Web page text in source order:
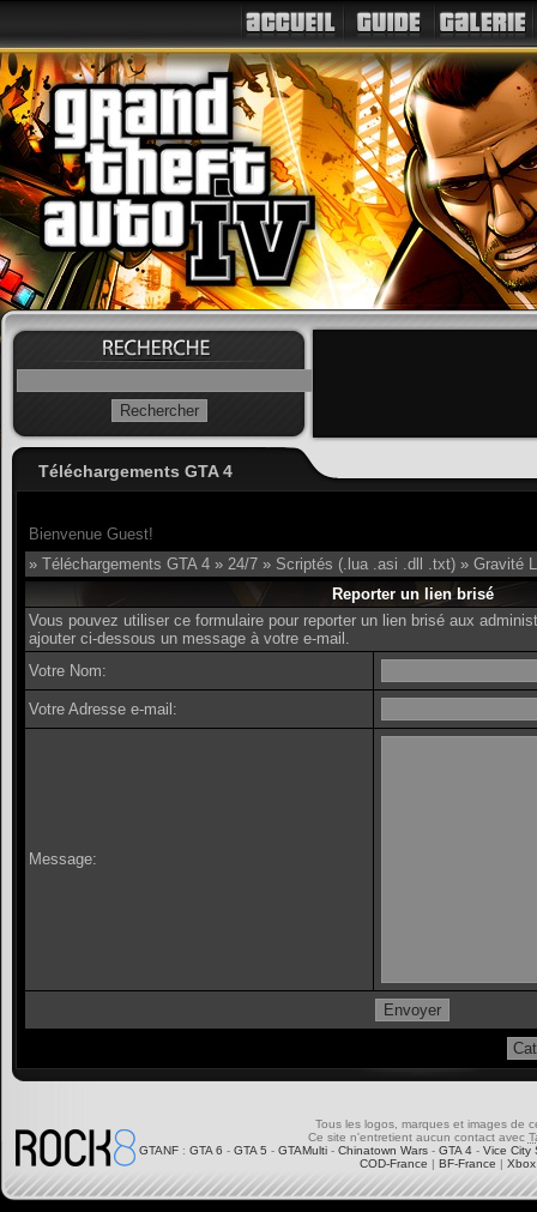
Téléchargements GTA 4
Bienvenue Guest!
» Téléchargements GTA 4 » 24/7 » Scriptés (.lua .asi .dll .txt) » Gravité
Reporter un lien brisé
Vous pouvez utiliser ce formulaire pour reporter un lien brisé aux
ajouter ci-dessous un message à votre e-mail.
Votre Nom:
Votre Adresse e-mail:
Message:
Tous les logos, marques et images de
Ce site n'entretient aucun contact avec
GTANF : GTA 6 - GTA 5 - GTAMulti - Chinatown Wars - GTA 4 - Vice City
COD-France | BF-France |